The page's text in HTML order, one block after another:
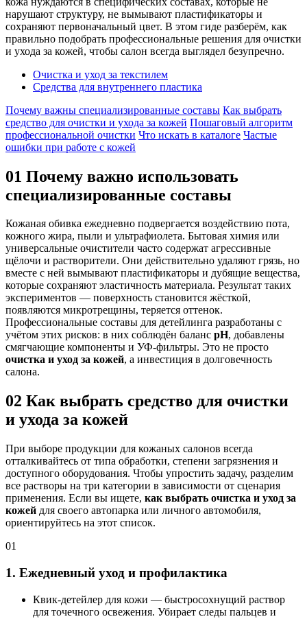
нарушают структуру, не вымывают пластификаторы и
сохраняют первоначальный цвет. В этом гиде разберём, как
правильно подобрать профессиональные решения для очистки
и ухода за кожей, чтобы салон всегда выглядел безупречно.
Очистка и уход за текстилем
Средства для внутреннего пластика
Почему важны специализированные составы Как выбрать
средство для очистки и ухода за кожей Пошаговый алгоритм
профессиональной очистки Что искать в каталоге Частые
ошибки при работе с кожей
01 Почему важно использовать
специализированные составы
Кожаная обивка ежедневно подвергается воздействию пота,
кожного жира, пыли и ультрафиолета. Бытовая химия или
универсальные очистители часто содержат агрессивные
щёлочи и растворители. Они действительно удаляют грязь, но
вместе с ней вымывают пластификаторы и дубящие вещества,
которые сохраняют эластичность материала. Результат таких
экспериментов — поверхность становится жёсткой,
появляются микротрещины, теряется оттенок.
Профессиональные составы для детейлинга разработаны с
учётом этих рисков: в них соблюдён баланс pH, добавлены
смягчающие компоненты и УФ-фильтры. Это не просто
очистка и уход за кожей, а инвестиция в долговечность
салона.
02 Как выбрать средство для очистки
и ухода за кожей
При выборе продукции для кожаных салонов всегда
отталкивайтесь от типа обработки, степени загрязнения и
доступного оборудования. Чтобы упростить задачу, разделим
все растворы на три категории в зависимости от сценария
применения. Если вы ищете, как выбрать очистка и уход за
кожей для своего автопарка или личного автомобиля,
ориентируйтесь на этот список.
01
1. Ежедневный уход и профилактика
Квик-детейлер для кожи — быстросохнущий раствор
для точечного освежения. Убирает следы пальцев и